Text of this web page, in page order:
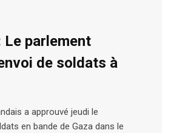
Le parlement
de soldats à
a approuvé jeudi le
en bande de Gaza dans le